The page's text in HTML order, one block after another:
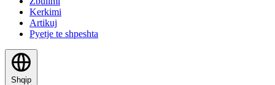
Kerkimi
Artikuj
Pyetje te shpeshta
Shqip